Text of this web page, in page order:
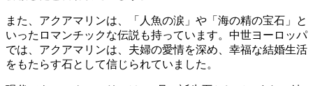
また、アクアマリンは、「人魚の涙」や「海の精の宝石」と
いったロマンチックな伝説も持っています。中世ヨーロッパ
では、アクアマリンは、夫婦の愛情を深め、幸福な結婚生活
をもたらす石として信じられていました。